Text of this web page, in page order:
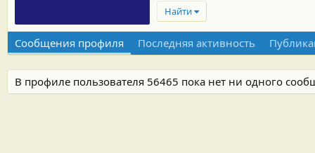
Найти
Сообщения профиля Последняя активность
В профиле пользователя 56465 пока нет ни одного